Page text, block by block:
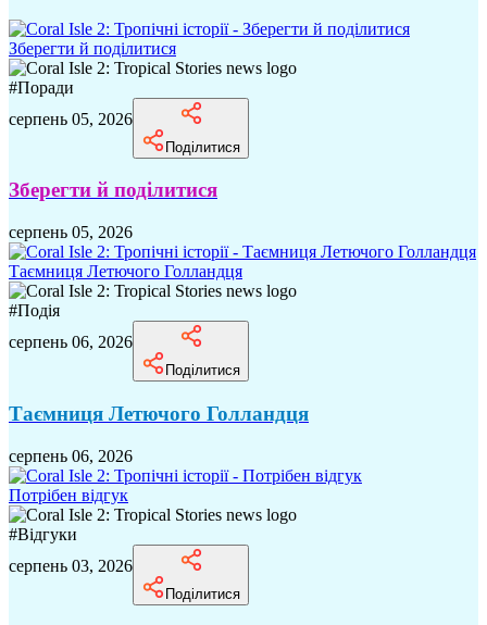
Зберегти й поділитися
#Поради
серпень 05, 2026
Поділитися
Зберегти й поділитися
серпень 05, 2026
Таємниця Летючого Голландця
#Подія
серпень 06, 2026
Поділитися
Таємниця Летючого Голландця
серпень 06, 2026
Потрібен відгук
#Відгуки
серпень 03, 2026
Поділитися